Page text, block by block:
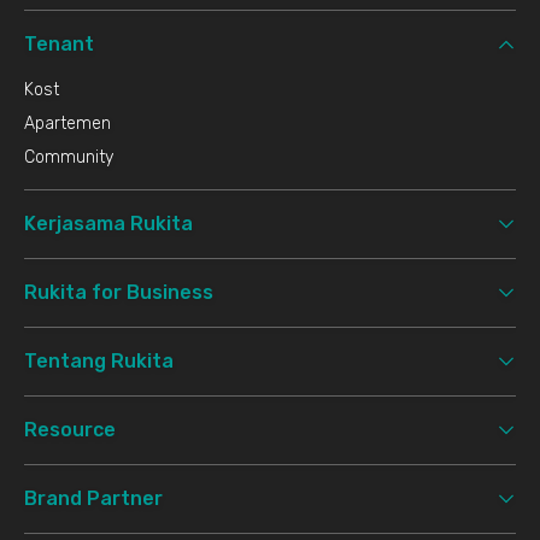
Tenant
Kost
Apartemen
Community
Kerjasama Rukita
Rukita for Business
Tentang Rukita
Resource
Brand Partner